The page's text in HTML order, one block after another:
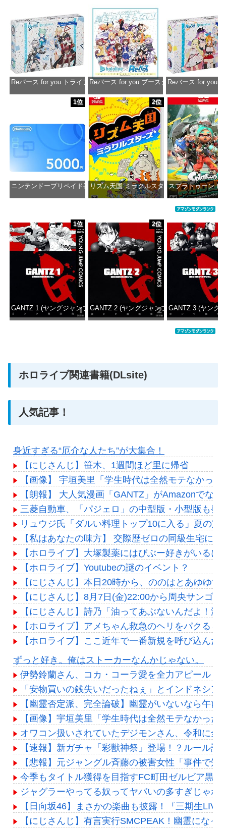
Reバース for you トライアルデッキ ホロライブプロダクション ver.ホロ
価格：¥1,650
Reバース for you ブースターパック ホロライ
価格：¥2,980
Reバース for you
価格：
1位
ニンテンドープリペイド番号 5000円|オンラインコード版
2位
リズム天国 ミラクルスターズ -Switch
スプラトゥーン レ
1位
GANTZ 1 (ヤングジャンプコミックスDIGITAL)
2位
GANTZ 2 (ヤングジャンプコミックス
GANTZ 3 (ヤング
ホロライブ関連書籍(DLsite)
人気記事！
身近すぎる“厄介な人たち”が大集合！
【にじさんじ】笹木、1週間ほど里に帰省
【画像】 宇垣美里「学生時代は全然モテなかっ
【朗報】 大人気漫画「GANTZ」がAmazonでな
三菱自動車、「パジェロ」の中型版・小型版も発
リュウジ氏「ダルい料理トップ10に入る」夏の
【私はあなたの味方】 交際歴ゼロの同級生宅に
【ホロライブ】大塚製薬にはびぶー好きがいるに
【ホロライブ】Youtubeの謎のイベント？
【にじさんじ】本日20時から、ののはとあゆゆで
【にじさんじ】8月7日(金)22:00から周央サンゴ
【にじさんじ】詩乃「油ってあぶないんだよ！油
【ホロライブ】アメちゃん救急のヘリをパクる→
【ホロライブ】ここ近年で一番新規を呼び込んだ
Powered by livedoor 相互RSS
ずっと好き。俺はストーカーなんかじゃない。
伊勢鈴蘭さん、コカ・コーラ愛を全力アピール！
「安物買いの銭失いだったねぇ」とインドネシ
【幽霊否定派、完全論破】幽霊がいないなら午
【画像】宇垣美里「学生時代は全然モテなかっ
オワコン扱いされていたデジモンさん、令和に全
【速報】新ガチャ「彩獣神祭」登場！？ルール詳
【悲報】元ジャングル斉藤の被害女性「事件で
今季もタイトル獲得を目指すFC町田ゼルビア黒
ジャグラーやってる奴ってヤバいの多すぎじゃね
【日向坂46】まさかの楽曲も披露！『三期生
【にじさんじ】有言実行SMCPEAK！幽霊になっ